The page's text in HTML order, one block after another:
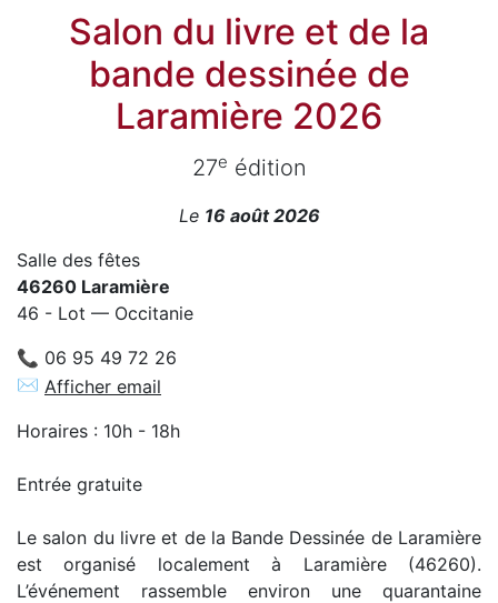
Salon du livre et de la
bande dessinée de
Laramière 2026
27e édition
Le 16 août 2026
Salle des fêtes
46260 Laramière
46 - Lot — Occitanie
📞 06 95 49 72 26
✉ Afficher email
Horaires : 10h - 18h
Entrée gratuite
Le salon du livre et de la Bande Dessinée de Laramière
est organisé localement à Laramière (46260).
L’événement rassemble environ une quarantaine